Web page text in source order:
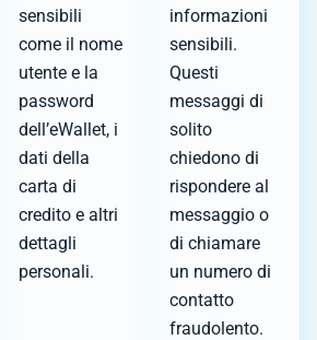
sensibili
come il nome
utente e la
password
dell’eWallet, i
dati della
carta di
credito e altri
dettagli
personali.
informazioni
sensibili.
Questi
messaggi di
solito
chiedono di
rispondere al
messaggio o
di chiamare
un numero di
contatto
fraudolento.